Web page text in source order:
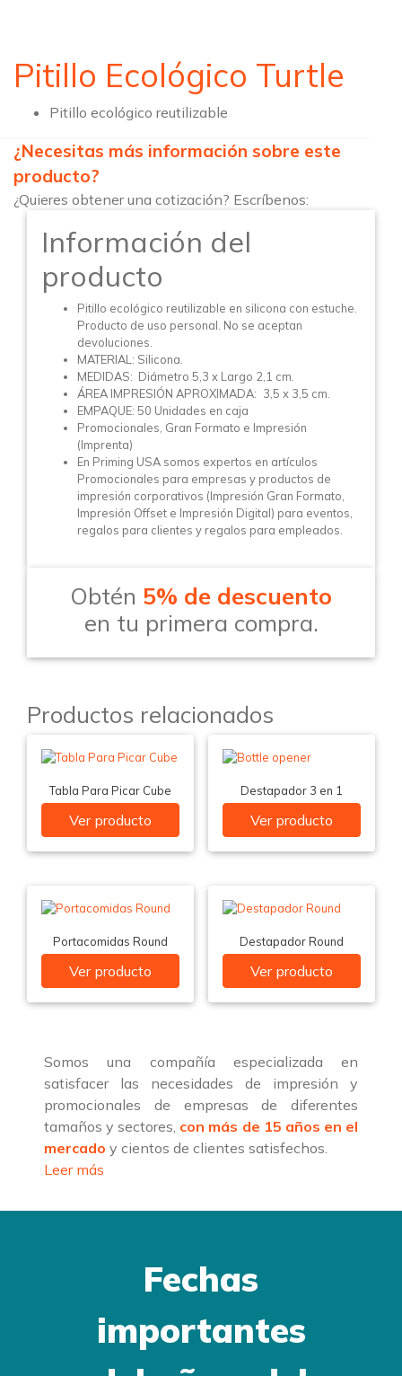
Pitillo Ecológico Turtle
Pitillo ecológico reutilizable
¿Necesitas más información sobre este
producto?
¿Quieres obtener una cotización? Escríbenos:
Información del
producto
Pitillo ecológico reutilizable en silicona con estuche.
Producto de uso personal. No se aceptan
devoluciones.
MATERIAL: Silicona.
MEDIDAS: Diámetro 5,3 x Largo 2,1 cm.
ÁREA IMPRESIÓN APROXIMADA: 3,5 x 3,5 cm.
EMPAQUE: 50 Unidades en caja
Promocionales, Gran Formato e Impresión
(Imprenta)
En Priming USA somos expertos en artículos
Promocionales para empresas y productos de
impresión corporativos (Impresión Gran Formato,
Impresión Offset e Impresión Digital) para eventos,
regalos para clientes y regalos para empleados.
Obtén 5% de descuento
en tu primera compra.
Productos relacionados
Tabla Para Picar Cube
Ver producto
Destapador 3 en 1
Ver producto
Portacomidas Round
Ver producto
Destapador Round
Ver producto
Somos una compañía especializada en
satisfacer las necesidades de impresión y
promocionales de empresas de diferentes
tamaños y sectores, con más de 15 años en el
mercado y cientos de clientes satisfechos.
Leer más
Fechas
importantes